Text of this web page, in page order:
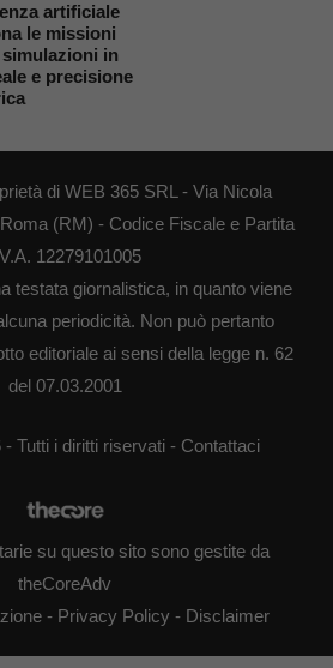
artificiale
le missioni
in
e precisione
di WEB 365 SRL - Via Nicola
(RM) - Codice Fiscale e Partita
12279101005
testata giornalistica, in quanto viene
periodicità. Non può pertanto
editoriale ai sensi della legge n. 62
del 07.03.2001
Tutti i diritti riservati - Contattaci
su questo sito sono gestite da
theCoreAdv
- Privacy Policy - Disclaimer